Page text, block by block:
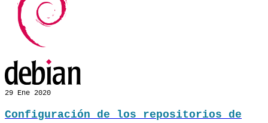
29 Ene 2020
Configuración de los repositorios de